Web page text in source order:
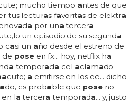
mucho tiempo antes de que
tus lecturas favoritas de elektra
ada por una tercera
un episodio de su segunda
casi un año desde el estreno de
de pose en fx... hoy, netflix ha
a temporada del aclamado
acute; a emitirse en los ee... dicho
ado, es probable que pose no
la tercera temporada... y, justo